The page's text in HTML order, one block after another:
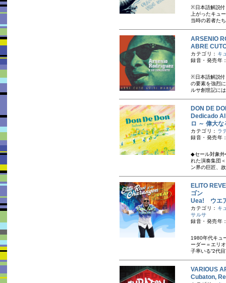
※日本語解説付
上がったキュ
当時の若者た
ARSENIO
ABRE
カテゴリ： キ
録音・発売
※日本語解説付
の要素を強烈
ルサ創世記に
DON DE
Dedicado
ロ ～ 偉大
カテゴリ： ラ
録音・発売年
◆セール対象外
れた演奏集団
ン界の巨匠、
ELITO
ゴン
Uea! ウエ
カテゴリ： キ
サルサ
録音・発売年
1980年代キュ
ーダー＝エリ
子率いる“2代
VARIOUS
Cubaton,